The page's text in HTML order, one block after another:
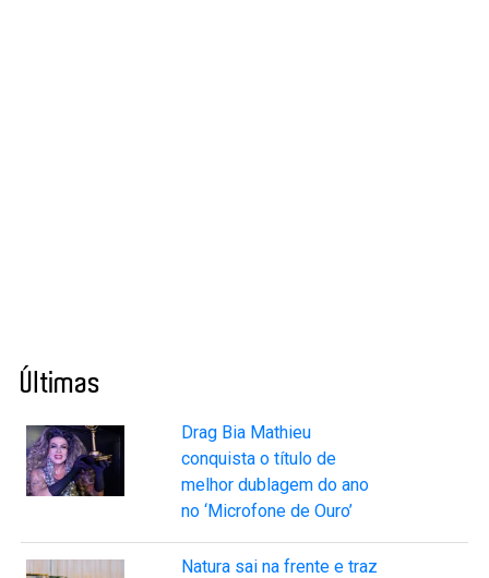
Últimas
Drag Bia Mathieu
conquista o título de
melhor dublagem do ano
no ‘Microfone de Ouro’
Natura sai na frente e traz